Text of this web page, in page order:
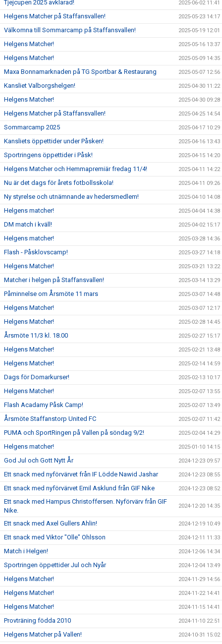
Tjejcupen 2025 avklarad! 2025-06-02 11:41
Helgens Matcher på Staffansvallen! 2025-05-23 14:17
Välkomna till Sommarcamp på Staffansvallen! 2025-05-19 12:01
Helgens Matcher! 2025-05-16 13:37
Helgens Matcher! 2025-05-09 14:35
Maxa Bonnamarknaden på TG Sportbar & Restaurang 2025-05-07 12:56
Kansliet Valborgshelgen! 2025-04-30 11:22
Helgens Matcher! 2025-04-30 09:28
Helgens Matcher på Staffansvallen! 2025-04-25 14:54
Sommarcamp 2025 2025-04-17 10:29
Kansliets öppettider under Påsken! 2025-04-16 13:43
Sportringens öppettider i Påsk! 2025-04-15 14:20
Helgens Matcher och Hemmapremiär fredag 11/4! 2025-04-11 14:22
Nu är det dags för årets fotbollsskola! 2025-04-11 09:26
Ny styrelse och utnämnande av hedersmedlem! 2025-04-10 14:08
Helgens matcher! 2025-04-04 14:38
DM match i kväll! 2025-04-02 15:17
Helgens matcher! 2025-03-28 14:36
Flash - Påsklovscamp! 2025-03-27 14:18
Helgens Matcher! 2025-03-21 13:22
Matcher i helgen på Staffansvallen! 2025-03-14 13:29
Påminnelse om Årsmöte 11 mars 2025-03-07 14:48
Helgens Matcher! 2025-03-07 12:17
Helgens Matcher! 2025-02-28 14:45
Årsmöte 11/3 kl. 18.00 2025-02-27 15:17
Helgens Matcher! 2025-02-21 13:48
Helgens Matcher! 2025-02-14 14:59
Dags för Domarkurser! 2025-02-13 10:17
Helgens Matcher! 2025-02-07 13:55
Flash Acadamy Påsk Camp! 2025-02-07 13:49
Årsmöte Staffanstorp United FC 2025-02-07 11:42
PUMA och SportRingen på Vallen på söndag 9/2! 2025-02-04 14:29
Helgens matcher! 2025-01-10 14:15
God Jul och Gott Nytt År 2024-12-23 09:57
Ett snack med nyförvärvet från IF Lödde Nawid Jashar 2024-12-23 08:55
Ett snack med nyförvärvet Emil Asklund från GIF Nike 2024-12-23 08:52
Ett snack med Hampus Christoffersen. Nyförvärv från GIF
Nike.
2024-12-20 14:35
Ett snack med Axel Gullers Ahlin! 2024-12-19 10:49
Ett snack med Viktor "Olle" Ohlsson 2024-12-11 11:33
Match i Helgen! 2024-12-06 14:34
Sportringen öppettider Jul och Nyår 2024-12-04 13:49
Helgens Matcher! 2024-11-29 14:56
Helgens Matcher! 2024-11-22 14:41
Helgens Matcher! 2024-11-15 14:41
Provträning födda 2010 2024-11-10 22:51
Helgens Matcher på Vallen! 2024-10-31 15:02